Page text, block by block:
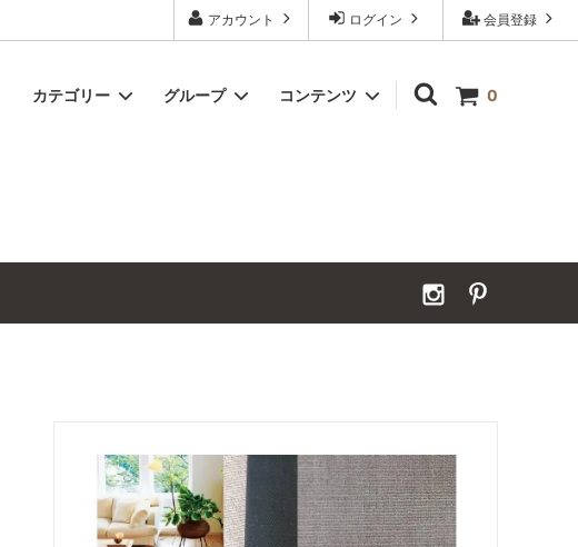
会員登録
ログイン
アカウント
0
カテゴリー グループ コンテンツ